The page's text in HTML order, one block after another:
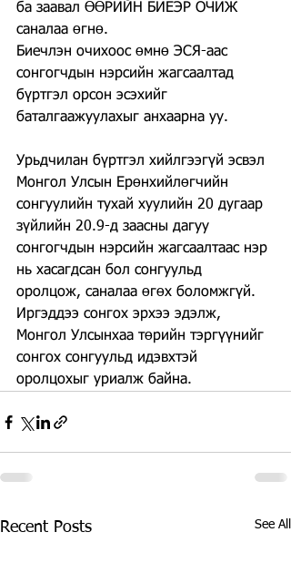
ба заавал ӨӨРИЙН БИЕЭР ОЧИЖ
саналаа өгнө.
Биечлэн очихоос өмнө ЭСЯ-аас
сонгогчдын нэрсийн жагсаалтад
бүртгэл орсон эсэхийг
баталгаажуулахыг анхаарна уу.
Урьдчилан бүртгэл хийлгээгүй эсвэл
Монгол Улсын Ерөнхийлөгчийн
сонгуулийн тухай хуулийн 20 дугаар
зүйлийн 20.9-д заасны дагуу
сонгогчдын нэрсийн жагсаалтаас нэр
нь хасагдсан бол сонгуульд
оролцож, саналаа өгөх боломжгүй.
Иргэддээ сонгох эрхээ эдэлж,
Монгол Улсынхаа төрийн тэргүүнийг
сонгох сонгуульд идэвхтэй
оролцохыг уриалж байна.
Recent Posts See All